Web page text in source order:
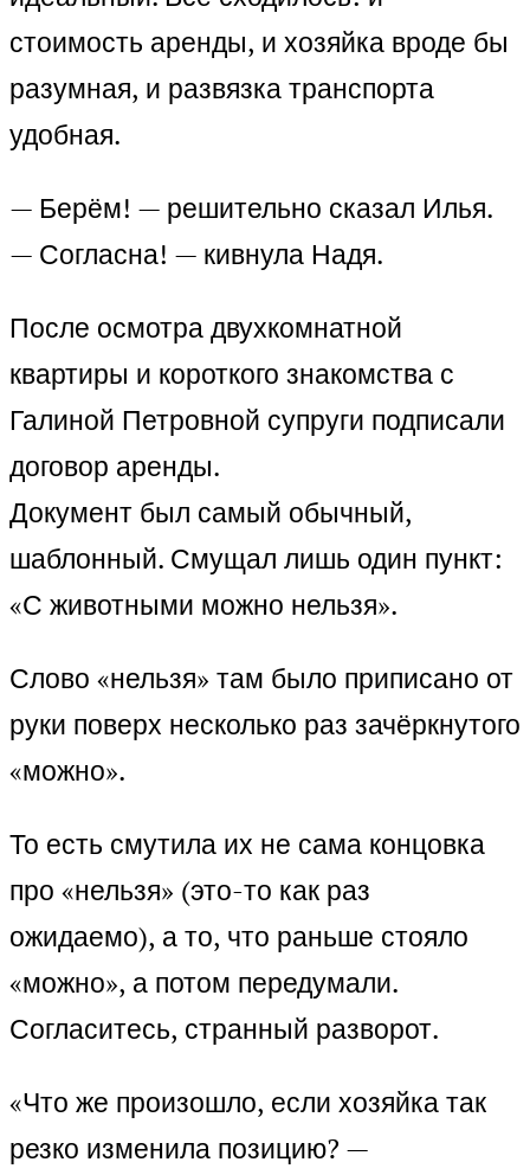
стоимость аренды, и хозяйка вроде бы
разумная, и развязка транспорта
удобная.
— Берём! — решительно сказал Илья.
— Согласна! — кивнула Надя.
После осмотра двухкомнатной
квартиры и короткого знакомства с
Галиной Петровной супруги подписали
договор аренды.
Документ был самый обычный,
шаблонный. Смущал лишь один пункт:
«С животными можно нельзя».
Слово «нельзя» там было приписано от
руки поверх несколько раз зачёркнутого
«можно».
То есть смутила их не сама концовка
про «нельзя» (это-то как раз
ожидаемо), а то, что раньше стояло
«можно», а потом передумали.
Согласитесь, странный разворот.
«Что же произошло, если хозяйка так
резко изменила позицию? —